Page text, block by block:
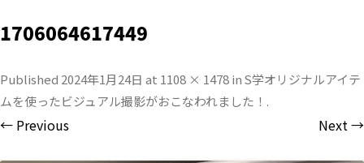
1706064617449
Published 2024年1月24日 at 1108 × 1478inS学オリジナルアイテ
ムを使ったビジュアル撮影がおこなわれました！ .
← Previous Next →